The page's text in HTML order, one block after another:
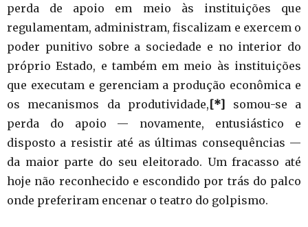
perda de apoio em meio às instituições que
regulamentam, administram, fiscalizam e exercem o
poder punitivo sobre a sociedade e no interior do
próprio Estado, e também em meio às instituições
que executam e gerenciam a produção econômica e
os mecanismos da produtividade,[*] somou-se a
perda do apoio — novamente, entusiástico e
disposto a resistir até as últimas consequências —
da maior parte do seu eleitorado. Um fracasso até
hoje não reconhecido e escondido por trás do palco
onde preferiram encenar o teatro do golpismo.